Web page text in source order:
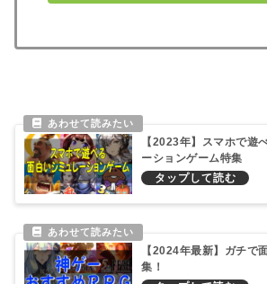
【2023年】スマホで遊
ーションゲーム特集
【2024年最新】ガチで
集！